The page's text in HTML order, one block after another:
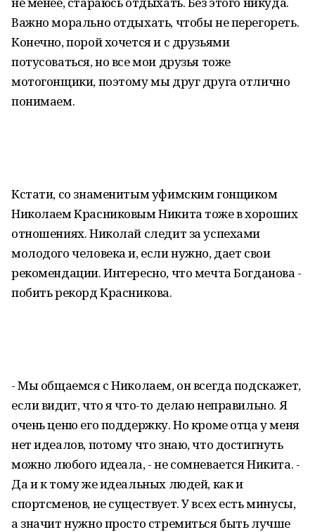
Важно морально отдыхать, чтобы не перегореть.
Конечно, порой хочется и с друзьями
потусоваться, но все мои друзья тоже
мотогонщики, поэтому мы друг друга отлично
понимаем.
Кстати, со знаменитым уфимским гонщиком
Николаем Красниковым Никита тоже в хороших
отношениях. Николай следит за успехами
молодого человека и, если нужно, дает свои
рекомендации. Интересно, что мечта Богданова -
побить рекорд Красникова.
- Мы общаемся с Николаем, он всегда подскажет,
если видит, что я что-то делаю неправильно. Я
очень ценю его поддержку. Но кроме отца у меня
нет идеалов, потому что знаю, что достигнуть
можно любого идеала, - не сомневается Никита. -
Да и к тому же идеальных людей, как и
спортсменов, не существует. У всех есть минусы,
а значит нужно просто стремиться быть лучше